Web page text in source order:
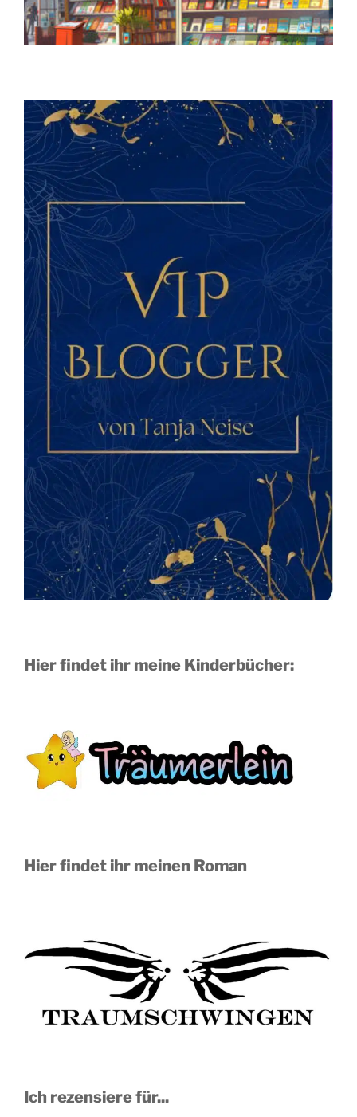
Hier findet ihr meine Kinderbücher:
Hier findet ihr meinen Roman
Ich rezensiere für...